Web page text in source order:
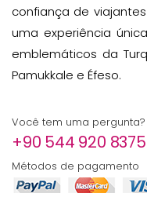
confiança de
uma experiência
emblemáticos da
Pamukkale e Éfeso.
Você tem uma
+90 544 920 8375
Métodos de pagamento